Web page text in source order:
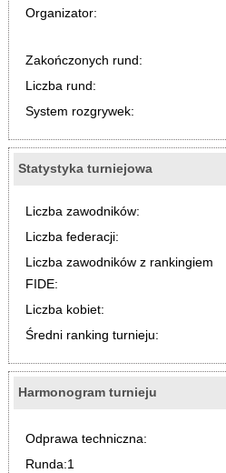
Organizator:
Zakończonych rund:
Liczba rund:
System rozgrywek:
Statystyka turniejowa
Liczba zawodników:
Liczba federacji:
Liczba zawodników z rankingiem
FIDE:
Liczba kobiet:
Średni ranking turnieju:
Harmonogram turnieju
Odprawa techniczna:
Runda:1